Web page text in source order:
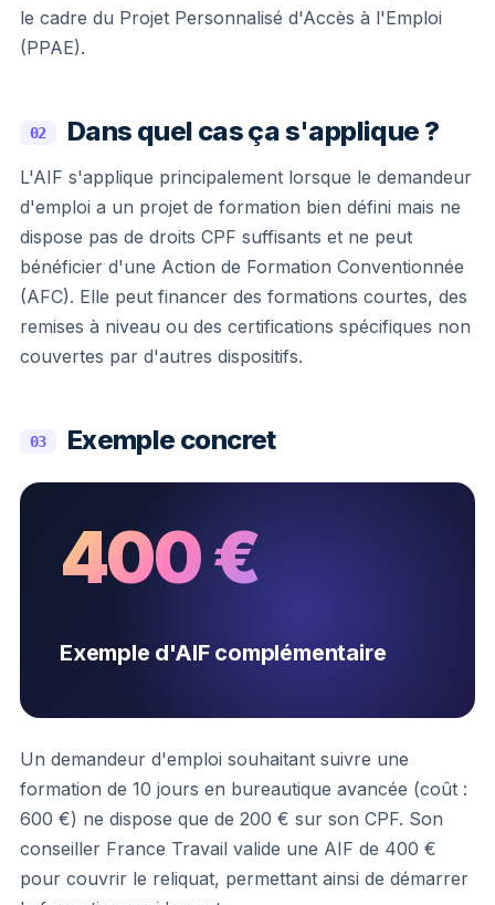
le cadre du Projet Personnalisé d'Accès à l'Emploi
(PPAE).
02 Dans quel cas ça s'applique ?
L'AIF s'applique principalement lorsque le demandeur
d'emploi a un projet de formation bien défini mais ne
dispose pas de droits CPF suffisants et ne peut
bénéficier d'une Action de Formation Conventionnée
(AFC). Elle peut financer des formations courtes, des
remises à niveau ou des certifications spécifiques non
couvertes par d'autres dispositifs.
03 Exemple concret
400 €
Exemple d'AIF complémentaire
Un demandeur d'emploi souhaitant suivre une
formation de 10 jours en bureautique avancée (coût :
600 €) ne dispose que de 200 € sur son CPF. Son
conseiller France Travail valide une AIF de 400 €
pour couvrir le reliquat, permettant ainsi de démarrer